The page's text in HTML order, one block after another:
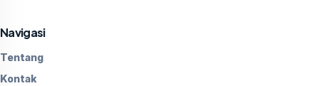
Navigasi
Tentang
Kontak